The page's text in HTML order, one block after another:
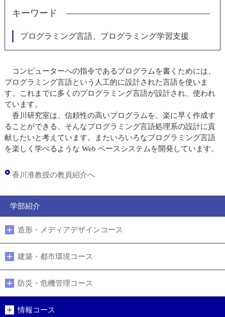
キーワード
プログラミング言語、プログラミング学習支援
コンピューターへの指令であるプログラムを書くためには、
プログラミング言語という人工的に設計された言語を使いま
す。これまでに多くのプログラミング言語が設計され、使われ
ています。
香川研究室は、信頼性の高いプログラムを、楽に早く作成す
ることができる、そんなプログラミング言語処理系の設計に貢
献したいと考えています。またいろいろなプログラミング言語
を楽しく学べるような Web ベースシステムを開発しています。
香川准教授の教員紹介へ
学部紹介
造形・メディアデザインコース
建築・都市環境コース
防災・危機管理コース
情報コース